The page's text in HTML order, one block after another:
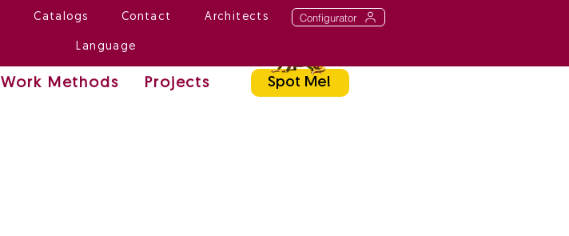
Work Methods Projects Spot Me!
Catalogs Contact Architects
Language
Configurator